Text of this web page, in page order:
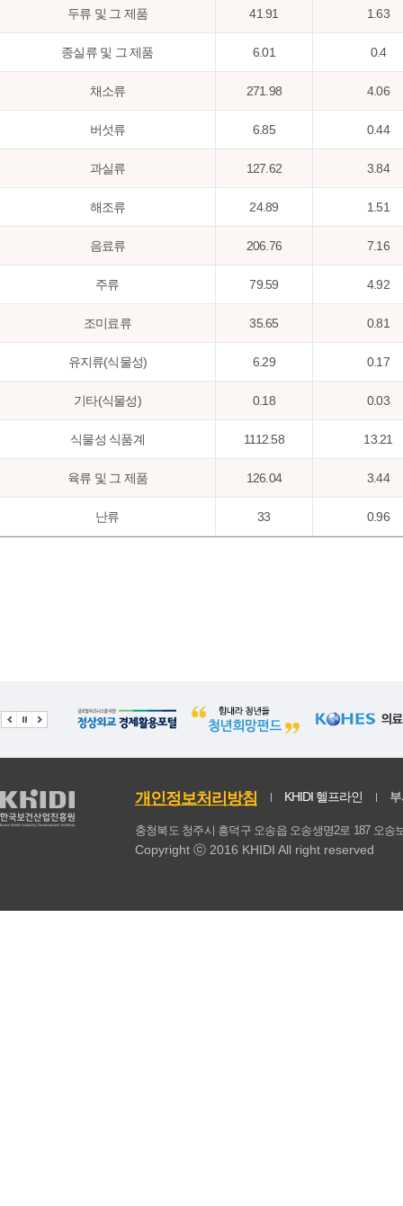
두류 및 그 제품 41.91 1.63
종실류 및 그 제품 6.01 0.4
채소류 271.98 4.06
버섯류 6.85 0.44
과실류 127.62 3.84
해조류 24.89 1.51
음료류 206.76 7.16
주류 79.59 4.92
조미료류 35.65 0.81
유지류(식물성) 6.29 0.17
기타(식물성) 0.18 0.03
식물성 식품계 1112.58 13.21
육류 및 그 제품 126.04 3.44
난류 33 0.96
동물성 식품계 350.54
식물성식품 섭취비율(%) 75.86
동물성식품 섭취비율(%) 24.14 0.27
개인정보처리방침 KHIDI 헬프라인
충청북도 청주시 흥덕구 오송읍 오송생명2로 187 오
Copyright ⓒ 2016 KHIDI All right reserved